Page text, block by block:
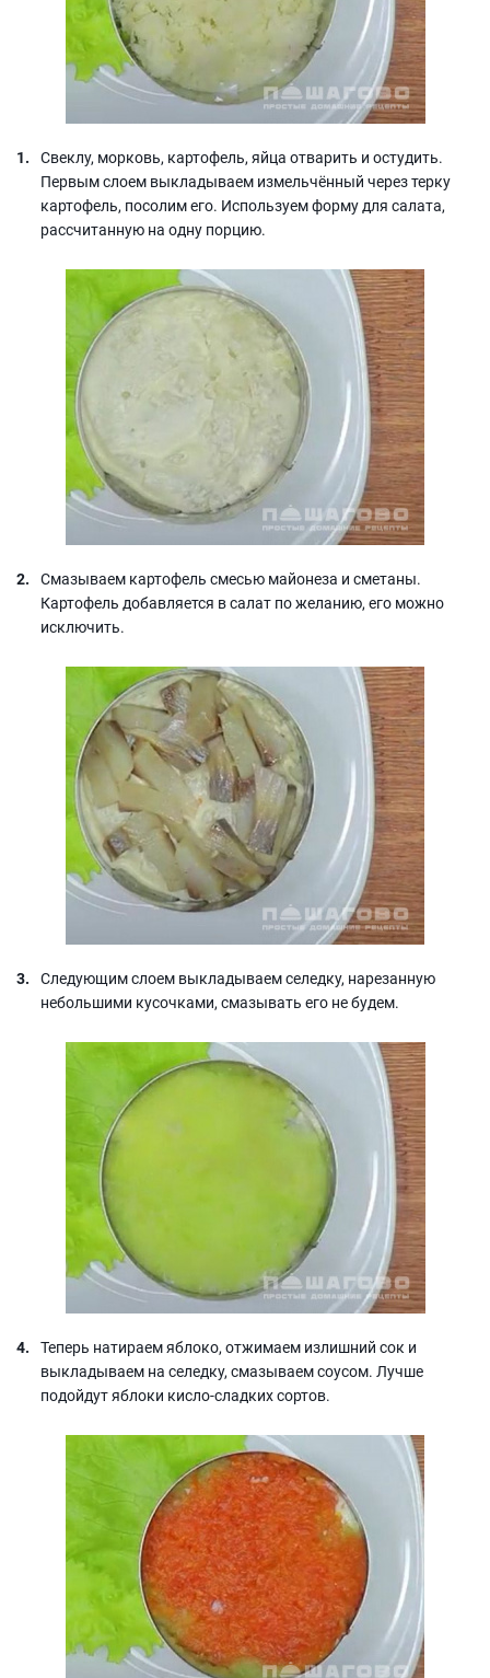
Свеклу, морковь, картофель, яйца отварить и остудить.
Первым слоем выкладываем измельчённый через терку
картофель, посолим его. Используем форму для салата,
рассчитанную на одну порцию.
Смазываем картофель смесью майонеза и сметаны.
Картофель добавляется в салат по желанию, его можно
исключить.
Следующим слоем выкладываем селедку, нарезанную
небольшими кусочками, смазывать его не будем.
Теперь натираем яблоко, отжимаем излишний сок и
выкладываем на селедку, смазываем соусом. Лучше
подойдут яблоки кисло-сладких сортов.